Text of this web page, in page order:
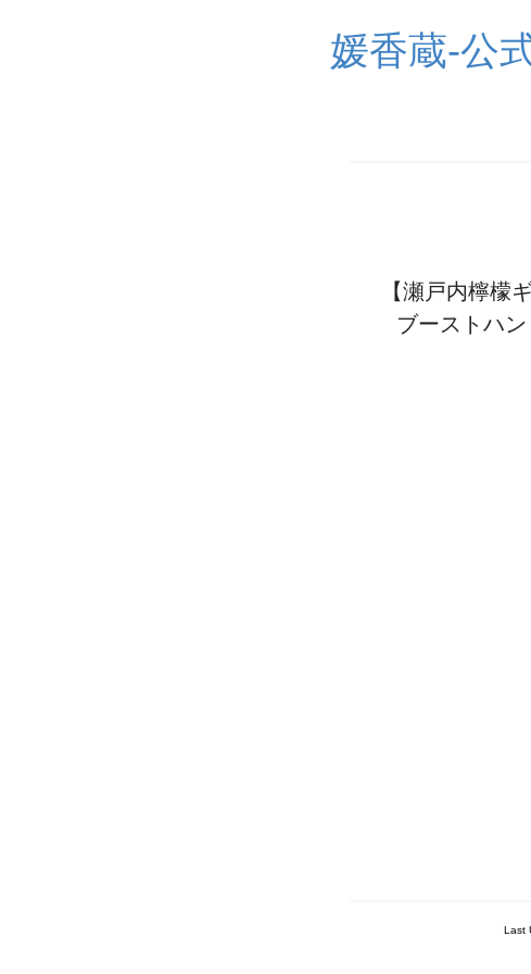
媛香蔵-公
【瀬戸内檸檬
ブーストハ
Last